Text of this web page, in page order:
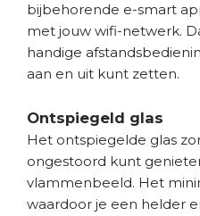
bijbehorende e-smart
met jouw wifi-netwerk.
handige
aan en uit kunt zetten.
Ontspiegeld glas
Het ontspiegelde glas
ongestoord kunt
vlammenbeeld. Het
waardoor je een helder